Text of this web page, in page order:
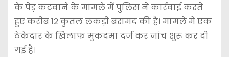
के पेड़ कटवाने के मामले में पुलिस ने कार्रवाई करते
हुए करीब 12 कुंतल लकड़ी बरामद की है। मामले में एक
ठेकेदार के खिलाफ मुकदमा दर्ज कर जांच शुरू कर दी
गई है।